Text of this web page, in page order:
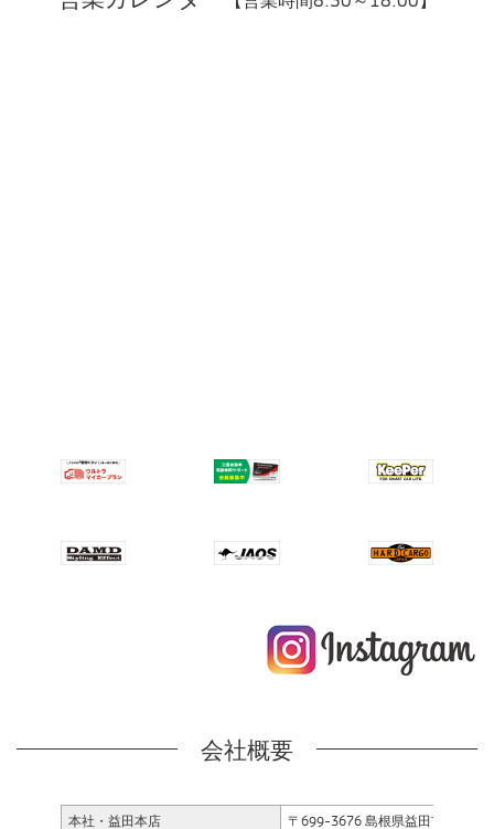
会社概要
本社・益田本店 〒699-3676 島根県益田市遠田町